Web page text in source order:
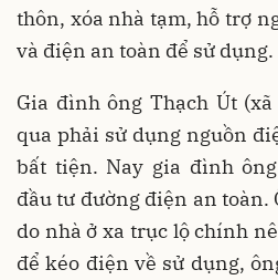
thôn, xóa nhà tạm, hỗ trợ
và điện an toàn để sử dụng.
Gia đình ông Thạch Út
qua phải sử dụng nguồn
bất tiện. Nay gia đình
đầu tư đường điện an toàn.
do nhà ở xa trục lộ chính
để kéo điện về sử dụng,